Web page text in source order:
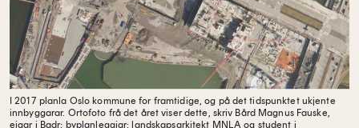
I 2017 planla Oslo kommune for framtidige, og på det tidspunktet ukjente
innbyggarar. Ortofoto frå det året viser dette, skriv Bård Magnus Fauske,
eigar i Badr; byplanleggjar; landskapsarkitekt MNLA og student i